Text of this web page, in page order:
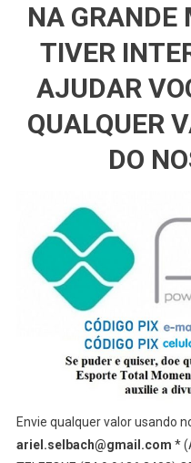
NA GRANDE
TIVER
AJUDAR
QUALQUER
DO
Envie qualquer valor usando
ariel.selbach@gmail.com *